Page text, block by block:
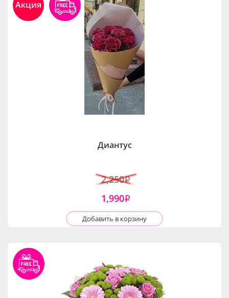
Акция
Диантус
2,250i
1,990i
Добавить в корзину